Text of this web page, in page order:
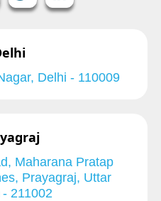
Delhi - 110009
Maharana Pratap
Prayagraj, Uttar
211002